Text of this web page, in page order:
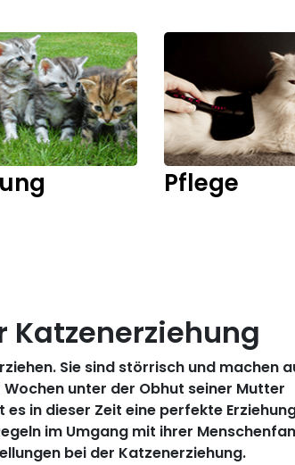
Pflege
Katzenerziehung
Sie sind störrisch und machen
unter der Obhut seiner Mutter
in dieser Zeit eine perfekte
im Umgang mit ihrer
bei der Katzenerziehung.